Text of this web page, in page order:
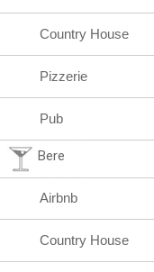
Country House
Pizzerie
Pub
Bere
Airbnb
Country House